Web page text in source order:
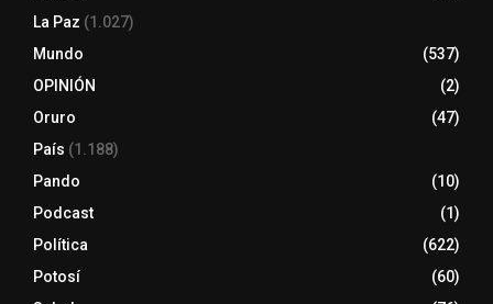
La Paz (1.027)
Mundo
(537)
OPINIÓN
(2)
Oruro
(47)
País (1.188)
Pando
(10)
Podcast
(1)
Política
(622)
Potosí
(60)